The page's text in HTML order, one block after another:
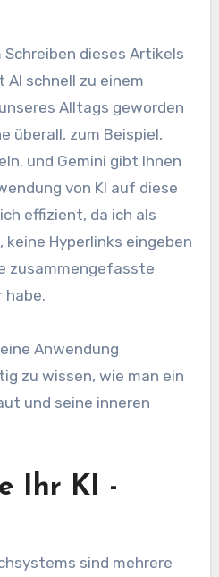
dieses Artikels
AI schnell zu einem
Alltags geworden
überall, zum Beispiel,
und Gemini gibt Ihnen
von KI auf diese
effizient, da ich als
Hyperlinks eingeben
zusammengefasste
habe.
Anwendung
zu wissen, wie man ein
und seine inneren
Ihr KI -
sind mehrere